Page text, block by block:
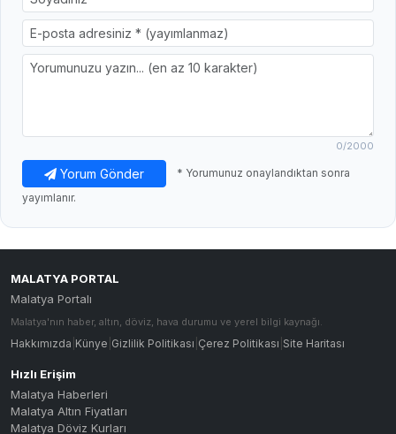
0/2000
Yorum Gönder
* Yorumunuz onaylandıktan sonra
yayımlanır.
MALATYA PORTAL
Malatya Portalı
Malatya'nın haber, altın, döviz, hava durumu ve yerel bilgi kaynağı.
Hakkımızda Künye Gizlilik Politikası Çerez Politikası Site Haritası
Hızlı Erişim
Malatya Haberleri
Malatya Altın Fiyatları
Malatya Döviz Kurları